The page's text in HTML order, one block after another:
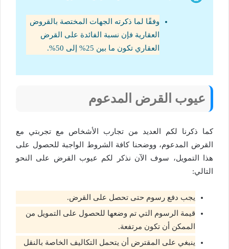
وفقًا لما ذكرته الجهات المختصة بالقروض
العقارية فإن نسبة الفائدة على القرض
العقاري تكون ما بين 25% إلى 50%.
عيوب القرض المدعوم
كما ذكرنا لكم العديد من تجارب الأشخاص مع تجربتي مع
القرض المدعوم، ووضحنا كافة الشروط الواجبة للحصول على
هذا التمويل، سوف الآن نذكر لكم عيوب القرض على النحو
التالي:
يجب دفع رسوم حتى تحصل على القرض.
قيمة الرسوم التي تم وضعها للحصول على التمويل من
الممكن أن تكون مرتفعة.
ينبغي على المقترض أن يتحمل التكاليف الخاصة بالنقل